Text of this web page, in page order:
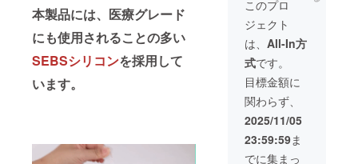
本製品には、医療グレード
にも使用されることの多い
SEBSシリコンを採用して
います。
Industri
al
Limited
※この商
品は
OEMで
す。 商
品概要
につい
て 商品
サイ
ズ
に工数
削減を
してお
り出荷
連絡は
致しま
せん。
活動報
覧くだ
さい本
商品の
品到着
は2025
年11月
を想定
してお
りま
す。 ※
製造状
況によ
り出荷
時期が
遅れる
このプロ
ジェクト
は、 All-In方
式です。
目標金額に
関わらず、
2025/11/05
23:59:59ま
でに集まっ